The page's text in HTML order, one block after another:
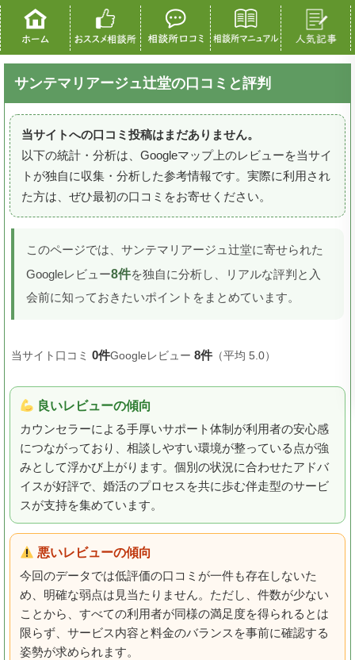
サンテマリアージュ辻堂の口コミと評判
当サイトへの口コミ投稿はまだありません。
以下の統計・分析は、Googleマップ上のレビューを当サイ
トが独自に収集・分析した参考情報です。実際に利用され
た方は、ぜひ最初の口コミをお寄せください。
このページでは、サンテマリアージュ辻堂に寄せられた
Googleレビュー8件を独自に分析し、リアルな評判と入
会前に知っておきたいポイントをまとめています。
当サイト口コミ 0件Googleレビュー 8件 （平均 5.0）
良いレビューの傾向
カウンセラーによる手厚いサポート体制が利用者の安心感
につながっており、相談しやすい環境が整っている点が強
みとして浮かび上がります。個別の状況に合わせたアドバ
イスが好評で、婚活のプロセスを共に歩む伴走型のサービ
スが支持を集めています。
悪いレビューの傾向
今回のデータでは低評価の口コミが一件も存在しないた
め、明確な弱点は見当たりません。ただし、件数が少ない
ことから、すべての利用者が同様の満足度を得られるとは
限らず、サービス内容と料金のバランスを事前に確認する
姿勢が求められます。